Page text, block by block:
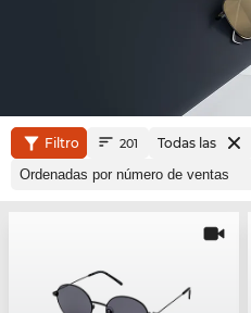
Filtro 201 Todas las